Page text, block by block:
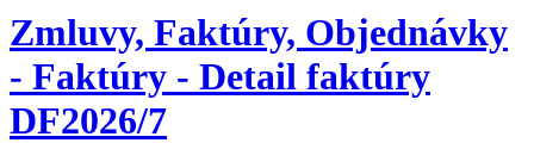
Zmluvy, Faktúry, Objednávky
- Faktúry - Detail faktúry
DF2026/7